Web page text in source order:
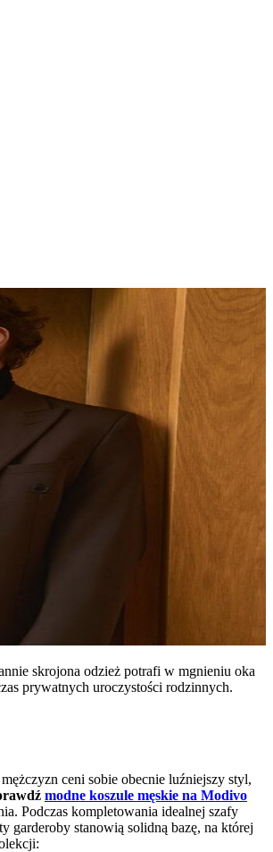
skrojona odzież potrafi w mgnieniu oka
prywatnych uroczystości rodzinnych.
ceni sobie obecnie luźniejszy styl,
modne koszule męskie na Modivo
Podczas kompletowania idealnej szafy
garderoby stanowią solidną bazę, na której